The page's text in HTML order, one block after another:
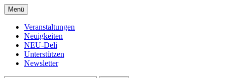
Zum
Inhalt
springen
NeuDeli Einbeck
Menü
Veranstaltungen
Neuigkeiten
NEU-Deli
Unterstützen
Newsletter